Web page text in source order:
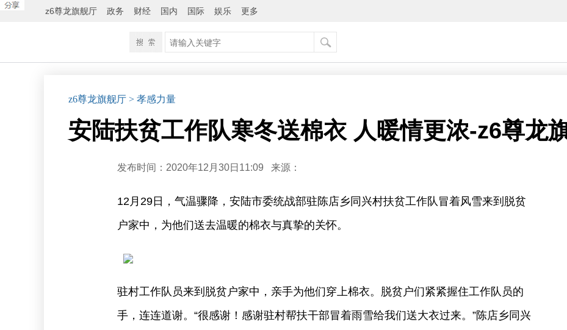
z6尊龙旗舰厅 政务 财经 国内 国际 娱乐 更多
z6尊龙旗舰厅 > 孝感力量
安陆扶贫工作队寒冬送棉衣 人暖情更浓-z6尊龙
发布时间：2020年12月30日11:09 来源：
12月29日，气温骤降，安陆市委统战部驻陈店乡同兴村扶贫工作队冒着风雪来到脱贫
户家中，为他们送去温暖的棉衣与真挚的关怀。
驻村工作队员来到脱贫户家中，亲手为他们穿上棉衣。脱贫户们紧紧握住工作队员的
手，连连道谢。“很感谢！感谢驻村帮扶干部冒着雨雪给我们送大衣过来。”陈店乡同兴